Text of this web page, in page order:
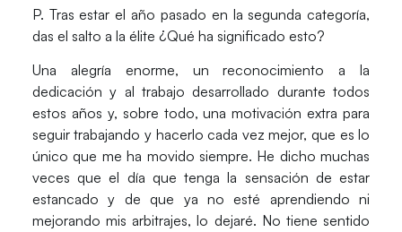
P. Tras estar el año pasado en la segunda categoría,
das el salto a la élite ¿Qué ha significado esto?
Una alegría enorme, un reconocimiento a la
dedicación y al trabajo desarrollado durante todos
estos años y, sobre todo, una motivación extra para
seguir trabajando y hacerlo cada vez mejor, que es lo
único que me ha movido siempre. He dicho muchas
veces que el día que tenga la sensación de estar
estancado y de que ya no esté aprendiendo ni
mejorando mis arbitrajes, lo dejaré. No tiene sentido